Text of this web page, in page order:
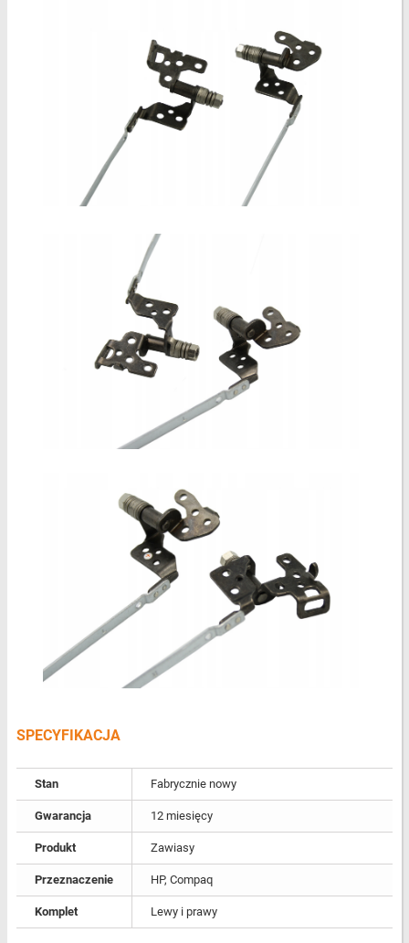
SPECYFIKACJA
Stan Fabrycznie nowy
Gwarancja 12 miesięcy
Produkt Zawiasy
Przeznaczenie HP, Compaq
Komplet Lewy i prawy